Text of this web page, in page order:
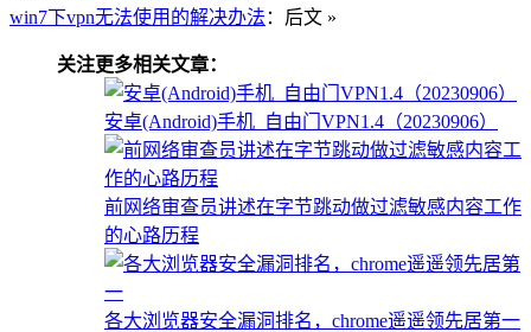
win7下vpn无法使用的解决办法 ：后文 »
关注更多相关文章：
安卓(Android)手机_自由门VPN1.4（20230906）
前网络审查员讲述在字节跳动做过滤敏感内容工作
的心路历程
各大浏览器安全漏洞排名，chrome遥遥领先居第一